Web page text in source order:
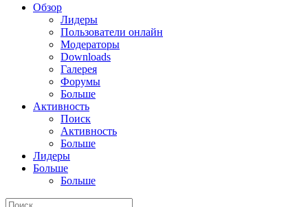
Обзор
Лидеры
Пользователи онлайн
Модераторы
Downloads
Галерея
Форумы
Больше
Активность
Поиск
Активность
Больше
Лидеры
Больше
Больше